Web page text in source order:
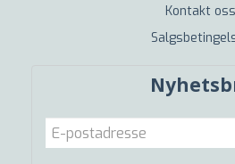
Kontakt oss